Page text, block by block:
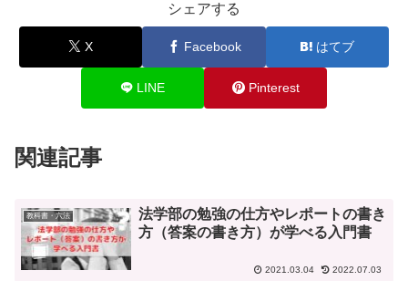
シェアする
X Facebook はてブ
LINE Pinterest
関連記事
教科書・六法
法学部の勉強の仕方やレポートの書き
方（答案の書き方）が学べる入門書
2021.03.04 2022.07.03